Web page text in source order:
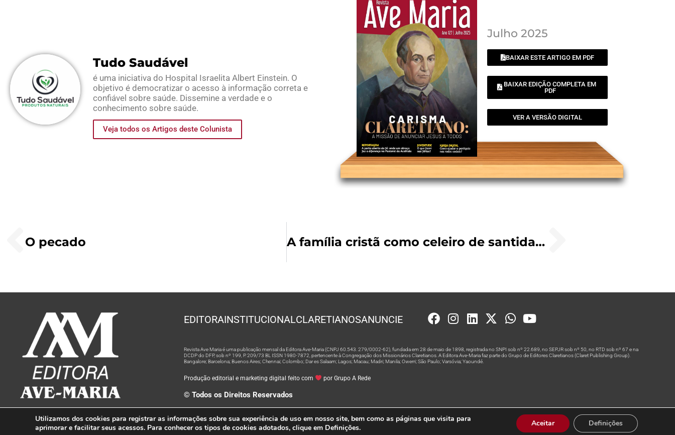
Tudo Saudável
é uma iniciativa do Hospital Israelita Albert Einstein. O
objetivo é democratizar o acesso à informação correta e
confiável sobre saúde. Dissemine a verdade e o
conhecimento sobre saúde.
Veja todos os Artigos deste Colunista
Julho 2025
BAIXAR ESTE ARTIGO EM PDF
BAIXAR EDIÇÃO COMPLETA EM
PDF
VER A VERSÃO DIGITAL
O pecado A família cristã como celeiro de santidade e vivência missionária
EDITORAINSTITUCIONALCLARETIANOSANUNCIE
Revista Ave Maria é uma publicação mensal da Editora Ave-Maria (CNPJ 60.543. 279/0002-62), fundada em 28 de maio de 1898, registrada no SNPI sob nº 22.689, no SEPJR sob nº 50, no RTD sob nº 67 e na
DCDP do DFP, sob nº 199, P. 209/73 BL ISSN 1980-7872, pertencente à Congregação dos Missionários Claretianos. A Editora Ave-Maria faz parte do Grupo de Editores Claretianos (Claret Publishing Group).
Bangalore; Barcelona; Buenos Aires; Chennai; Colombo; Dar es Salaam; Lagos; Macau; Madri; Manila; Owerri; São Paulo; Varsóvia; Yaoundé.
Produção editorial e marketing digital feito com por Grupo A Rede
© Todos os Direitos Reservados
Utilizamos dos cookies para registrar as informações sobre sua experiência de uso em nosso site, bem como as páginas que visita para
aprimorar e facilitar seus acessos. Para conhecer os tipos de cookies adotados, clique em Definições.
Aceitar Definições